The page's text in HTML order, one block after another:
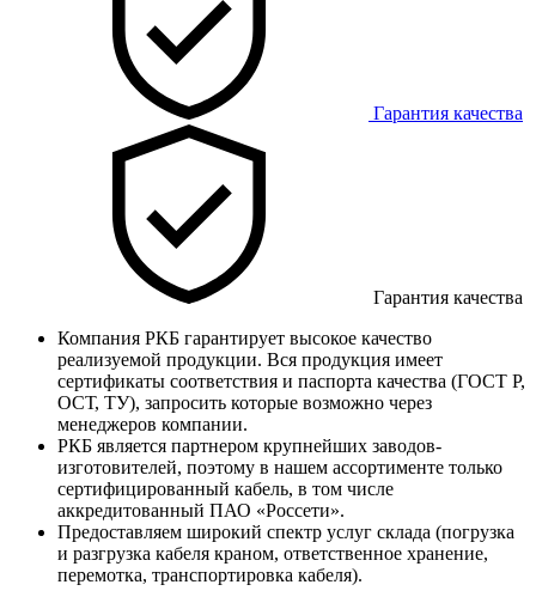
Гарантия качества
Гарантия качества
Компания РКБ гарантирует высокое качество
реализуемой продукции. Вся продукция имеет
сертификаты соответствия и паспорта качества (ГОСТ Р,
ОСТ, ТУ), запросить которые возможно через
менеджеров компании.
РКБ является партнером крупнейших заводов-
изготовителей, поэтому в нашем ассортименте только
сертифицированный кабель, в том числе
аккредитованный ПАО «Россети».
Предоставляем широкий спектр услуг склада (погрузка
и разгрузка кабеля краном, ответственное хранение,
перемотка, транспортировка кабеля).